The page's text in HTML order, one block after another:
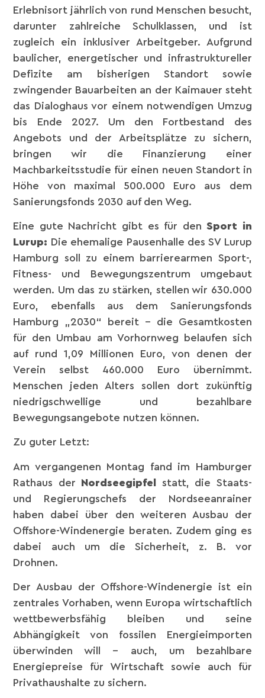
Erlebnisort jährlich von rund Menschen besucht,
darunter zahlreiche Schulklassen, und ist
zugleich ein inklusiver Arbeitgeber. Aufgrund
baulicher, energetischer und infrastruktureller
Defizite am bisherigen Standort sowie
zwingender Bauarbeiten an der Kaimauer steht
das Dialoghaus vor einem notwendigen Umzug
bis Ende 2027. Um den Fortbestand des
Angebots und der Arbeitsplätze zu sichern,
bringen wir die Finanzierung einer
Machbarkeitsstudie für einen neuen Standort in
Höhe von maximal 500.000 Euro aus dem
Sanierungsfonds 2030 auf den Weg.
Eine gute Nachricht gibt es für denSport in
Lurup: Die ehemalige Pausenhalle des SV Lurup
Hamburg soll zu einem barrierearmen Sport-,
Fitness- und Bewegungszentrum umgebaut
werden. Um das zu stärken, stellen wir 630.000
Euro, ebenfalls aus dem Sanierungsfonds
Hamburg „2030“ bereit – die Gesamtkosten
für den Umbau am Vorhornweg belaufen sich
auf rund 1,09 Millionen Euro, von denen der
Verein selbst 460.000 Euro übernimmt.
Menschen jeden Alters sollen dort zukünftig
niedrigschwellige und bezahlbare
Bewegungsangebote nutzen können.
Zu guter Letzt:
Am vergangenen Montag fand im Hamburger
Rathaus der Nordseegipfel statt, die Staats-
und Regierungschefs der Nordseeanrainer
haben dabei über den weiteren Ausbau der
Offshore-Windenergie beraten. Zudem ging es
dabei auch um die Sicherheit, z. B. vor
Drohnen.
Der Ausbau der Offshore-Windenergie ist ein
zentrales Vorhaben, wenn Europa wirtschaftlich
wettbewerbsfähig bleiben und seine
Abhängigkeit von fossilen Energieimporten
überwinden will – auch, um bezahlbare
Energiepreise für Wirtschaft sowie auch für
Privathaushalte zu sichern.